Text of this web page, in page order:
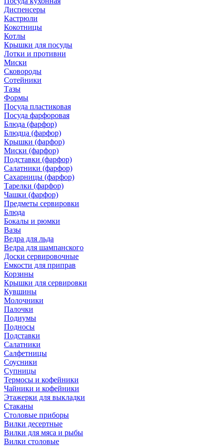
Диспенсеры
Кастрюли
Кокотницы
Котлы
Крышки для посуды
Лотки и противни
Миски
Сковороды
Сотейники
Тазы
Формы
Посуда пластиковая
Посуда фарфоровая
Блюда (фарфор)
Блюдца (фарфор)
Крышки (фарфор)
Миски (фарфор)
Подставки (фарфор)
Салатники (фарфор)
Сахарницы (фарфор)
Тарелки (фарфор)
Чашки (фарфор)
Предметы сервировки
Блюда
Бокалы и рюмки
Вазы
Ведра для льда
Ведра для шампанского
Доски сервировочные
Емкости для приправ
Корзины
Крышки для сервировки
Кувшины
Молочники
Палочки
Подиумы
Подносы
Подставки
Салатники
Салфетницы
Соусники
Супницы
Термосы и кофейники
Чайники и кофейники
Этажерки для выкладки
Стаканы
Столовые приборы
Вилки десертные
Вилки для мяса и рыбы
Вилки столовые